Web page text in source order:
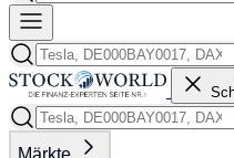
Märkte